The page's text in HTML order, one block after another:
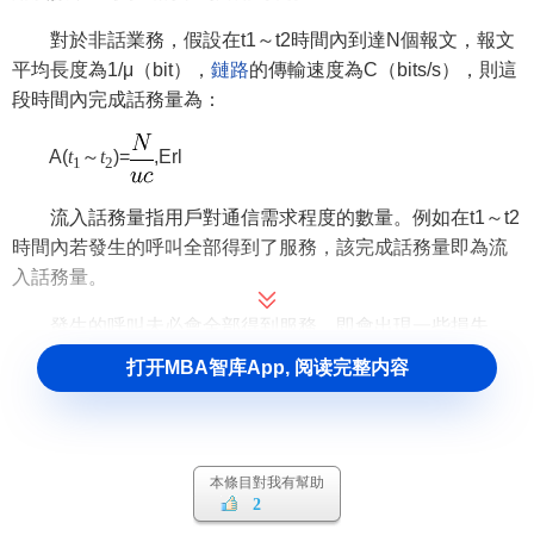
對於非話業務，假設在t1～t2時間內到達N個報文，報文
平均長度為1/μ（bit）， 鏈路的傳輸速度為C（bits/s），則這
段時間內完成話務量為：
A(t1 ～t2)= ,Erl
流入話務量指用戶對通信需求程度的數量。例如在t1～t2
時間內若發生的呼叫全部得到了服務，該完成話務量即為流
入話務量。
發生的呼叫未必會全部得到服務，即會出現一些損失。
在損失系統中，考察時間內的流入話務量大於完成話務量，
二者之差即為損失話務量。
量，電信系統按一定的規則完成服務，因此等待系統的流入
話務量等於完成話務量。
打开MBA智库App, 阅读完整内容
本條目對我有幫助
2